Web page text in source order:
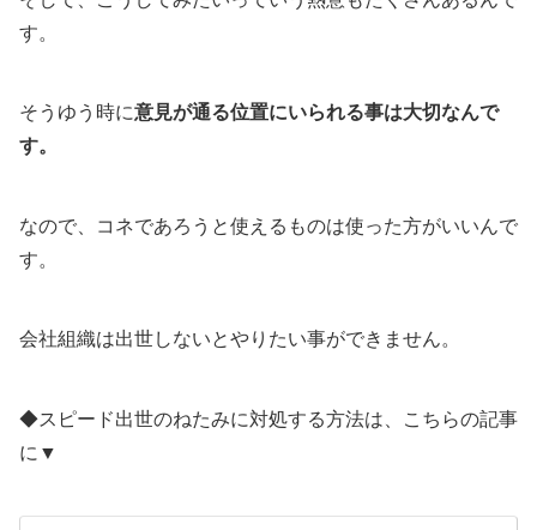
す。
そうゆう時に意見が通る位置にいられる事は大切なんで
す。
なので、コネであろうと使えるものは使った方がいいんで
す。
会社組織は出世しないとやりたい事ができません。
◆スピード出世のねたみに対処する方法は、こちらの記事
に▼